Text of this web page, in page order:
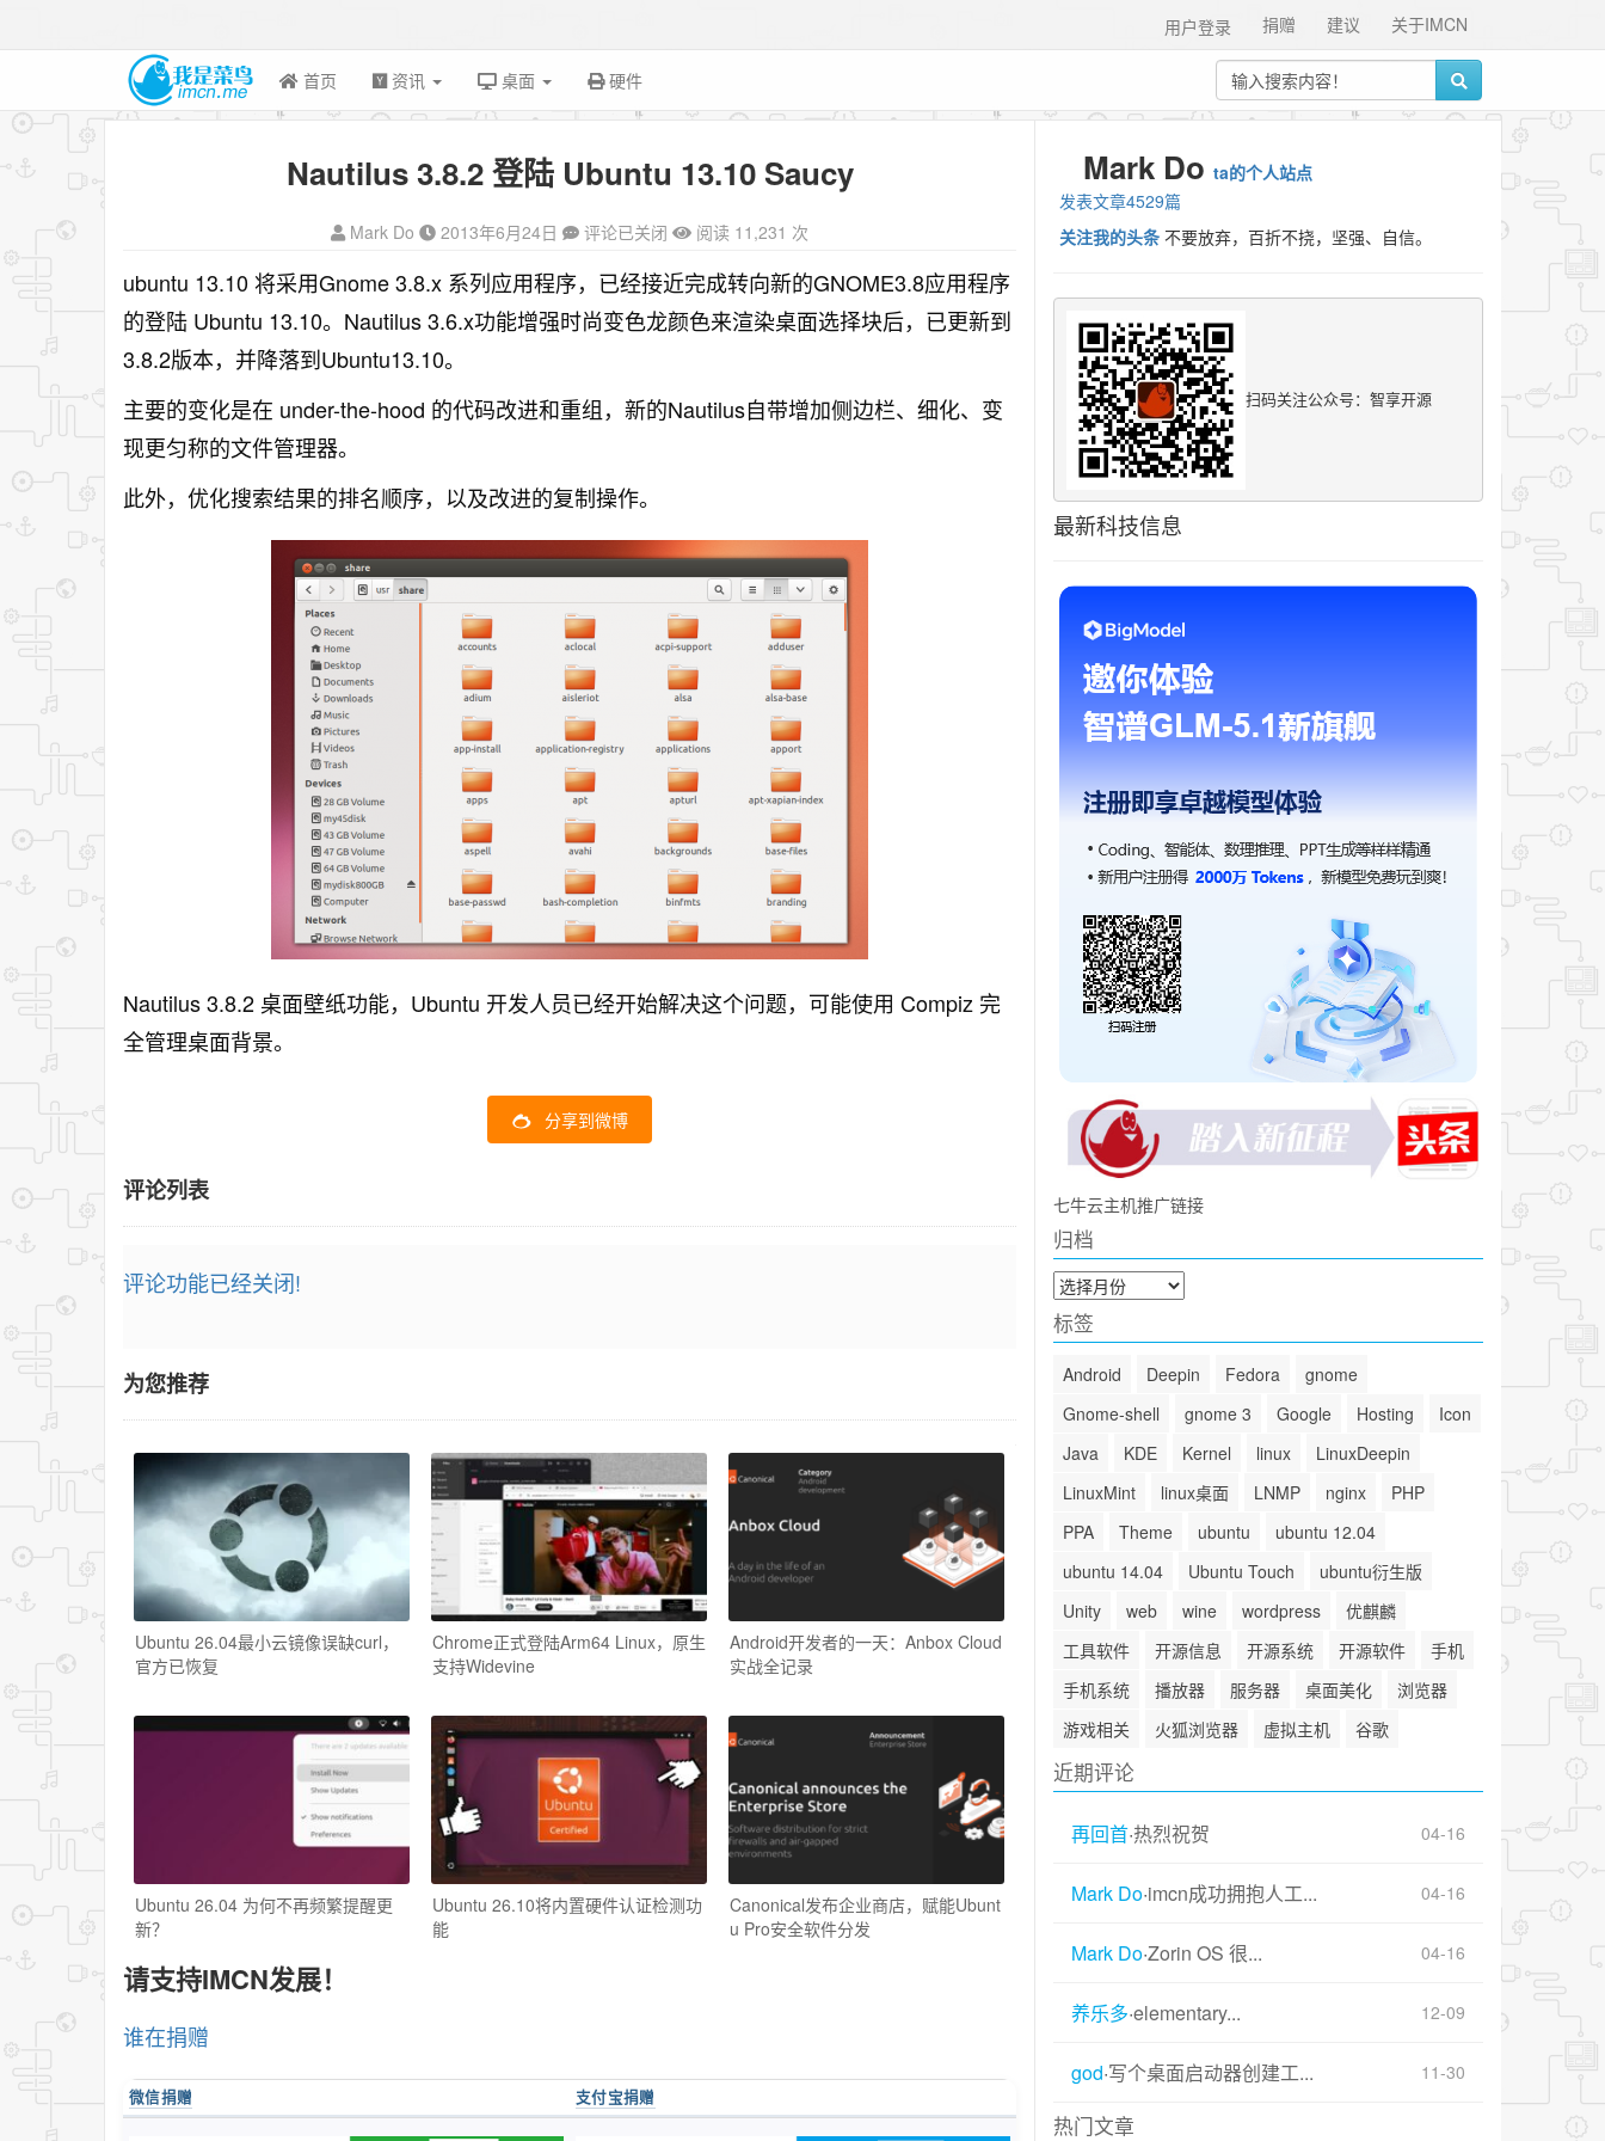
关于IMCN
建议
捐赠
用户登录
首页 资讯 桌面 硬件
Nautilus 3.8.2 登陆 Ubuntu 13.10 Saucy
Mark Do 2013年6月24日 评论已关闭 阅读 11,231 次
ubuntu 13.10 将采用Gnome 3.8.x 系列应用程序，已经接近完成转向新的GNOME3.8应用程序
的登陆 Ubuntu 13.10。Nautilus 3.6.x功能增强时尚变色龙颜色来渲染桌面选择块后，已更新到
3.8.2版本，并降落到Ubuntu13.10。
主要的变化是在 under-the-hood 的代码改进和重组，新的Nautilus自带增加侧边栏、细化、变
现更匀称的文件管理器。
此外，优化搜索结果的排名顺序，以及改进的复制操作。
Nautilus 3.8.2 桌面壁纸功能，Ubuntu 开发人员已经开始解决这个问题，可能使用 Compiz 完
全管理桌面背景。
分享到微博
评论列表
评论功能已经关闭!
为您推荐
Ubuntu 26.04最小云镜像误缺curl，
官方已恢复
Chrome正式登陆Arm64 Linux，原生
支持Widevine
Android开发者的一天：Anbox Cloud
实战全记录
Ubuntu 26.04 为何不再频繁提醒更
新？
Ubuntu 26.10将内置硬件认证检测功
能
Canonical发布企业商店，赋能Ubunt
u Pro安全软件分发
请支持IMCN发展！
谁在捐赠
微信捐赠 支付宝捐赠
Mark Do ta的个人站点
发表文章4529篇
关注我的头条 不要放弃，百折不挠，坚强、自信。
扫码关注公众号：智享开源
最新科技信息
七牛云主机推广链接
归档
归
档
标签
Android Deepin Fedora
gnome
Gnome-shell
gnome 3 Google Hosting
Icon
Java
KDE Kernel linux
LinuxDeepin
LinuxMint
linux桌面 LNMP nginx
PHP
PPA
Theme ubuntu
ubuntu 12.04
ubuntu 14.04
Ubuntu Touch
ubuntu衍生版
Unity
web wine wordpress
优麒麟
工具软件
开源信息 开源系统 开源软件
手机
手机系统
播放器 服务器 桌面美化
浏览器
游戏相关
火狐浏览器 虚拟主机 谷歌
近期评论
再回首·热烈祝贺 04-16
Mark Do·imcn成功拥抱人工... 04-16
Mark Do·Zorin OS 很... 04-16
养乐多·elementary... 12-09
god·写个桌面启动器创建工... 11-30
热门文章